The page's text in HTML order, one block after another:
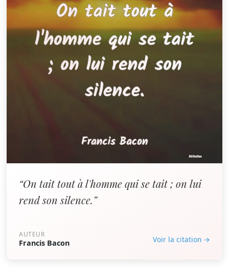
“On tait tout à l'homme qui se tait ; on lui
rend son silence.”
AUTEUR
Francis Bacon Voir la citation →